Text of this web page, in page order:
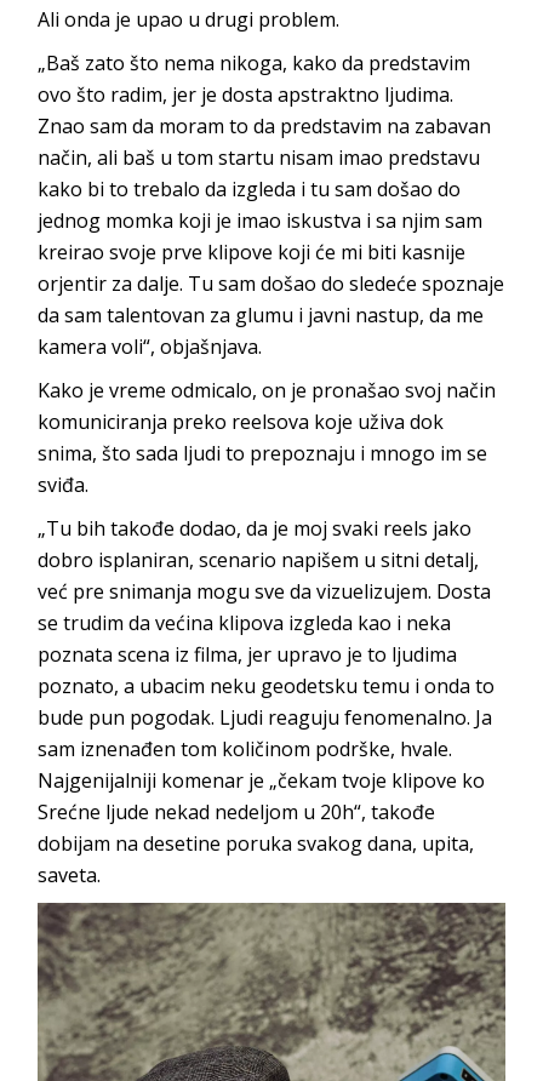
Ali onda je upao u drugi problem.
„Baš zato što nema nikoga, kako da predstavim
ovo što radim, jer je dosta apstraktno ljudima.
Znao sam da moram to da predstavim na zabavan
način, ali baš u tom startu nisam imao predstavu
kako bi to trebalo da izgleda i tu sam došao do
jednog momka koji je imao iskustva i sa njim sam
kreirao svoje prve klipove koji će mi biti kasnije
orjentir za dalje. Tu sam došao do sledeće spoznaje
da sam talentovan za glumu i javni nastup, da me
kamera voli“, objašnjava.
Kako je vreme odmicalo, on je pronašao svoj način
komuniciranja preko reelsova koje uživa dok
snima, što sada ljudi to prepoznaju i mnogo im se
sviđa.
„Tu bih takođe dodao, da je moj svaki reels jako
dobro isplaniran, scenario napišem u sitni detalj,
već pre snimanja mogu sve da vizuelizujem. Dosta
se trudim da većina klipova izgleda kao i neka
poznata scena iz filma, jer upravo je to ljudima
poznato, a ubacim neku geodetsku temu i onda to
bude pun pogodak. Ljudi reaguju fenomenalno. Ja
sam iznenađen tom količinom podrške, hvale.
Najgenijalniji komenar je „čekam tvoje klipove ko
Srećne ljude nekad nedeljom u 20h“, takođe
dobijam na desetine poruka svakog dana, upita,
saveta.